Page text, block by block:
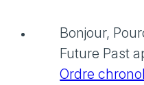
Bonjour,
Future Past
Ordre